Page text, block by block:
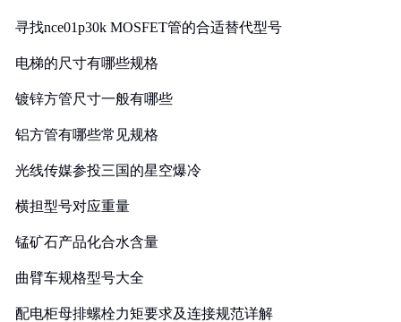
寻找nce01p30k MOSFET管的合适替代型号
电梯的尺寸有哪些规格
镀锌方管尺寸一般有哪些
铝方管有哪些常见规格
光线传媒参投三国的星空爆冷
横担型号对应重量
锰矿石产品化合水含量
曲臂车规格型号大全
配电柜母排螺栓力矩要求及连接规范详解